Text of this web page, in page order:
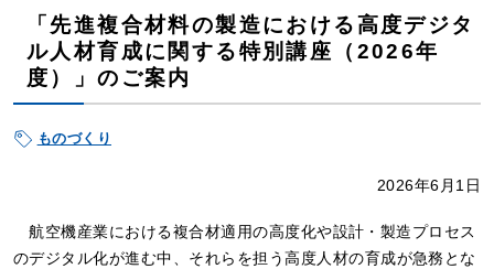
「先進複合材料の製造における高度デジタ
ル人材育成に関する特別講座（2026年
度）」のご案内
ものづくり
2026年6月1日
航空機産業における複合材適用の高度化や設計・製造プロセス
のデジタル化が進む中、それらを担う高度人材の育成が急務とな